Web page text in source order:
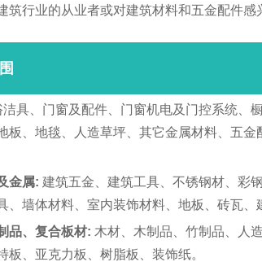
筑行业的从业者或对建筑材料和五金配件
洁具、门窗及配件、门窗机电及门控系统、
板、地毯、人造草坪、其它金属材料、五
金属: 建筑五金、建筑工具、不锈钢材、彩
、墙体材料、室内装饰材料、地板、砖瓦
品、复合板材: 木材、木制品、竹制品、人
板、亚克力板、树脂板、装饰纸。